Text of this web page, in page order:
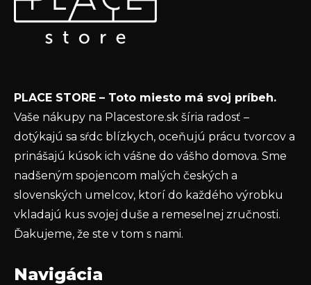
Vložte svoj e-mail a my Vám budeme zasielať informácie
o nových produktoch na našom e-shope.
ochrany osobných údajov
PRIHLÁSIŤ SA
PLACE STORE – Toto miesto má svoj príbeh.
Vaše nákupy na Placestore.sk šíria radosť –
dotýkajú sa sŕdc blízkych, oceňujú prácu tvorcov a
prinášajú kúsok ich vášne do vášho domova. Sme
nadšeným spojencom malých českých a
slovenských umelcov, ktorí do každého výrobku
vkladajú kus svojej duše a remeselnej zručnosti.
Ďakujeme, že ste v tom s nami.
Navigácia